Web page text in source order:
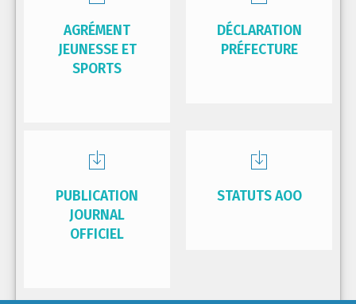
AGRÉMENT
JEUNESSE ET
SPORTS
DÉCLARATION
PRÉFECTURE
PUBLICATION
JOURNAL
OFFICIEL
STATUTS AOO